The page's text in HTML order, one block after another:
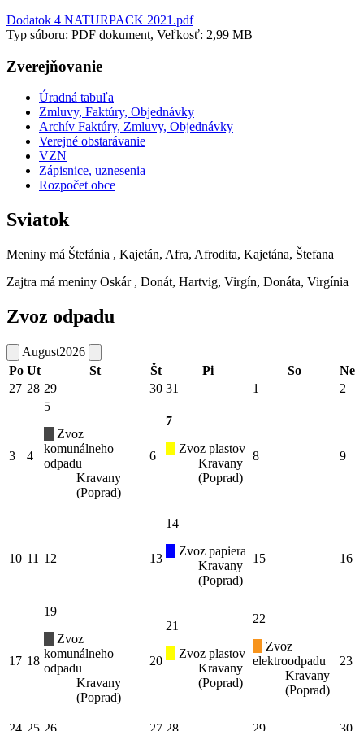
Dodatok 4 NATURPACK 2021.pdf
Typ súboru: PDF dokument, Veľkosť: 2,99 MB
Zverejňovanie
Úradná tabuľa
Zmluvy, Faktúry, Objednávky
Archív Faktúry, Zmluvy, Objednávky
Verejné obstarávanie
VZN
Zápisnice, uznesenia
Rozpočet obce
Sviatok
Meniny má Štefánia , Kajetán, Afra, Afrodita, Kajetána, Štefana
Zajtra má meniny Oskár , Donát, Hartvig, Virgín, Donáta, Virgínia
Zvoz odpadu
August2026
Po Ut St Št Pi So
Ne
27 28 29 30 31 1 2
3 4
5
Zvoz
komunálneho
odpadu
Kravany
(Poprad)
6
7
Zvoz plastov
Kravany
(Poprad)
8 9
10 11 12 13
14
Zvoz papiera
Kravany
(Poprad)
15 16
17 18
19
Zvoz
komunálneho
odpadu
Kravany
(Poprad)
20
21
Zvoz plastov
Kravany
(Poprad)
22
Zvoz
elektroodpadu
Kravany
(Poprad)
23
24 25 26 27 28 29 30